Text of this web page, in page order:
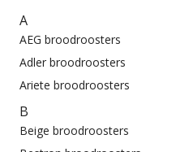
A
AEG broodroosters
Adler broodroosters
Ariete broodroosters
B
Beige broodroosters